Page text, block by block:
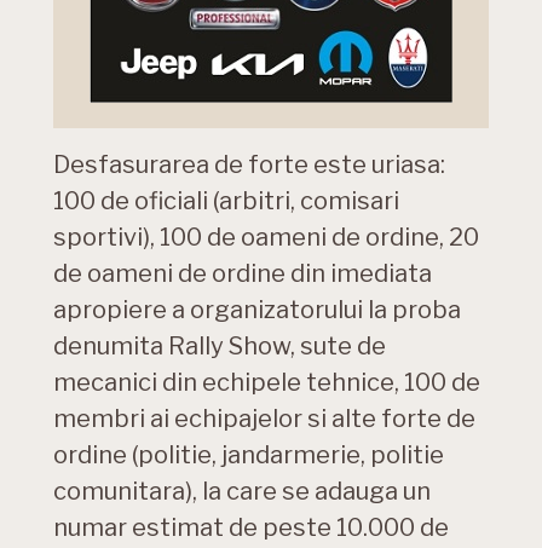
Desfasurarea de forte este uriasa:
100 de oficiali (arbitri, comisari
sportivi), 100 de oameni de ordine, 20
de oameni de ordine din imediata
apropiere a organizatorului la proba
denumita Rally Show, sute de
mecanici din echipele tehnice, 100 de
membri ai echipajelor si alte forte de
ordine (politie, jandarmerie, politie
comunitara), la care se adauga un
numar estimat de peste 10.000 de